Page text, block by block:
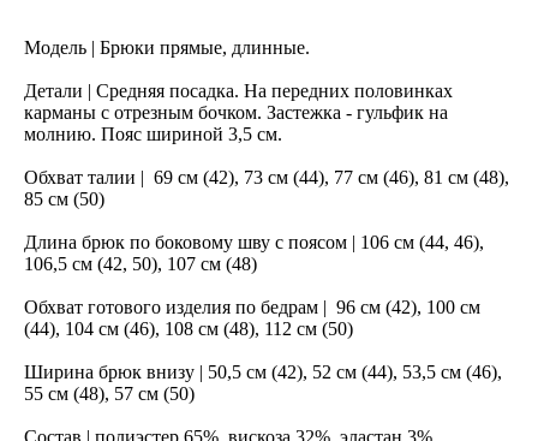
Модель | Брюки прямые, длинные.
Детали | Средняя посадка. На передних половинках
карманы с отрезным бочком. Застежка - гульфик на
молнию. Пояс шириной 3,5 см.
Обхват талии | 69 см (42), 73 см (44), 77 см (46), 81 см (48),
85 см (50)
Длина брюк по боковому шву с поясом | 106 см (44, 46),
106,5 см (42, 50), 107 см (48)
Обхват готового изделия по бедрам | 96 см (42), 100 см
(44), 104 см (46), 108 см (48), 112 см (50)
Ширина брюк внизу | 50,5 см (42), 52 см (44), 53,5 см (46),
55 см (48), 57 см (50)
Состав | полиэстер 65%, вискоза 32%, эластан 3%.